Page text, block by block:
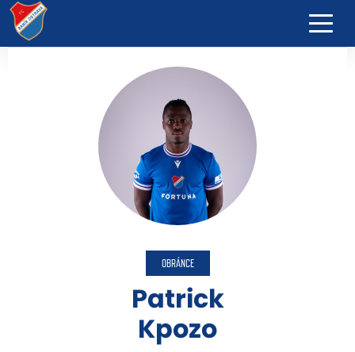
OBRÁNCE
Patrick
Kpozo